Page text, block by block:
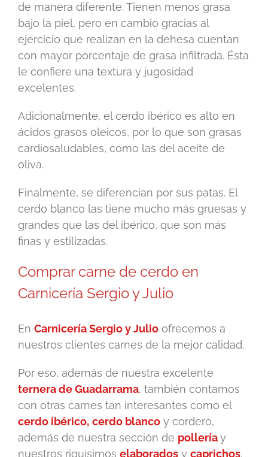
de manera diferente. Tienen menos grasa
bajo la piel, pero en cambio gracias al
ejercicio que realizan en la dehesa cuentan
con mayor porcentaje de grasa infiltrada. Ésta
le confiere una textura y jugosidad
excelentes.
Adicionalmente, el cerdo ibérico es alto en
ácidos grasos oleicos, por lo que son grasas
cardiosaludables, como las del aceite de
oliva.
Finalmente, se diferencian por sus patas. El
cerdo blanco las tiene mucho más gruesas y
grandes que las del ibérico, que son más
finas y estilizadas.
Comprar carne de cerdo en
Carnicería Sergio y Julio
En Carnicería Sergio y Julio ofrecemos a
nuestros clientes carnes de la mejor calidad.
Por eso, además de nuestra excelente
ternera de Guadarrama, también contamos
con otras carnes tan interesantes como el
cerdo ibérico, cerdo blanco y cordero,
además de nuestra sección de polleríay
nuestros riquísimos elaborados y caprichos.